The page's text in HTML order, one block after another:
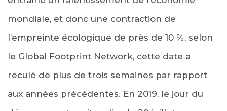
mondiale, et donc une contraction de
l’empreinte écologique de près de 10 %, selon
le Global Footprint Network, cette date a
reculé de plus de trois semaines par rapport
aux années précédentes. En 2019, le jour du